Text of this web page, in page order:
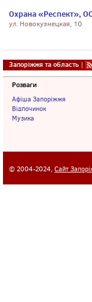
Охрана «Респект»,
ул. Новокузнецкая, 10
Запоріжжя та область |
Розваги
Афіша Запоріжжя
Відпочинок
Музика
© 2004-2024, Сайт